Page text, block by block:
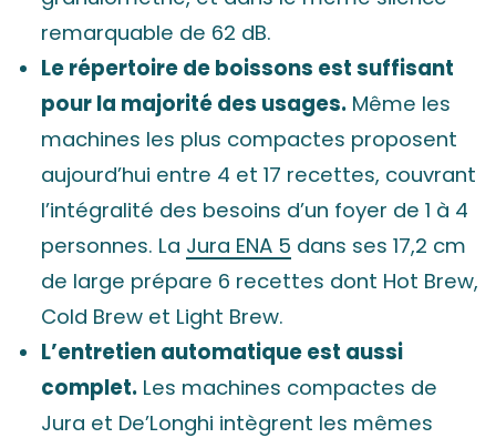
remarquable de 62 dB.
Le répertoire de boissons est suffisant
pour la majorité des usages. Même les
machines les plus compactes proposent
aujourd’hui entre 4 et 17 recettes, couvrant
l’intégralité des besoins d’un foyer de 1 à 4
personnes. La Jura ENA 5 dans ses 17,2 cm
de large prépare 6 recettes dont Hot Brew,
Cold Brew et Light Brew.
L’entretien automatique est aussi
complet. Les machines compactes de
Jura et De’Longhi intègrent les mêmes